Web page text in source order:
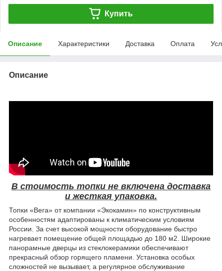
Купить
Описание Характеристики Доставка Оплата
Описание
В стоимость топки не включена доставка
и жесткая упаковка.
Топки «Вега» от компании «Экокамин» по конструктивным
особенностям адаптированы к климатическим условиям
России. За счет высокой мощности оборудование быстро
нагревает помещение общей площадью до 180 м2 . Широкие
панорамные дверцы из стеклокерамики обеспечивают
прекрасный обзор горящего пламени. Установка особых
сложностей не вызывает, а регулярное обслуживание